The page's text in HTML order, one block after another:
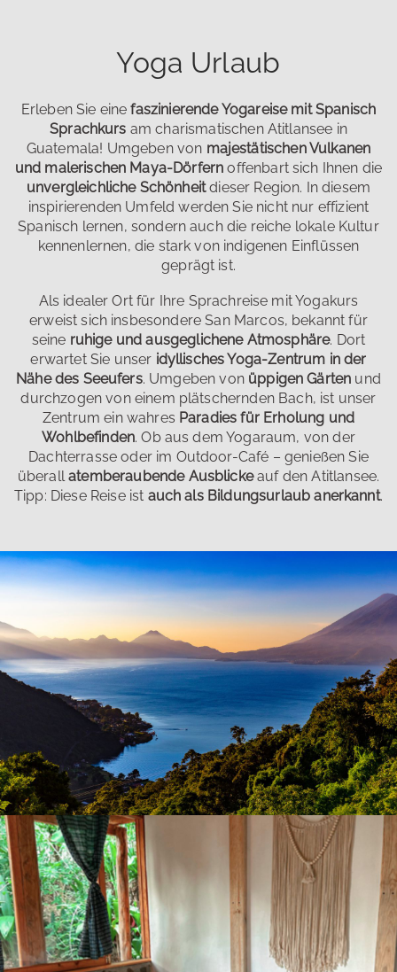
Yoga Urlaub
Erleben Sie einefaszinierende Yogareise mit Spanisch
Sprachkurs am charismatischen Atitlansee in
Guatemala! Umgeben von majestätischen Vulkanen
und malerischen Maya-Dörfern offenbart sich Ihnen die
unvergleichliche Schönheitdieser Region. In diesem
inspirierenden Umfeld werden Sie nicht nur effizient
Spanisch lernen, sondern auch die reiche lokale Kultur
kennenlernen, die stark von indigenen Einflüssen
geprägt ist.
Als idealer Ort für Ihre Sprachreise mit Yogakurs
erweist sich insbesondere San Marcos, bekannt für
seine ruhige und ausgeglichene Atmosphäre. Dort
erwartet Sie unser idyllisches Yoga-Zentrum in der
Nähe des Seeufers. Umgeben von üppigen Gärten und
durchzogen von einem plätschernden Bach, ist unser
Zentrum ein wahres Paradies für Erholung und
Wohlbefinden. Ob aus dem Yogaraum, von der
Dachterrasse oder im Outdoor-Café – genießen Sie
überallatemberaubende Ausblickeauf den Atitlansee.
Tipp: Diese Reise ist auch als Bildungsurlaub anerkannt.